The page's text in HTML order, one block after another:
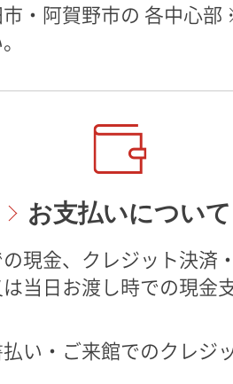
・阿賀野市の 各中心
お支払いについて
現金、クレジット決済
当日お渡し時での現金
い・ご来館でのクレジ